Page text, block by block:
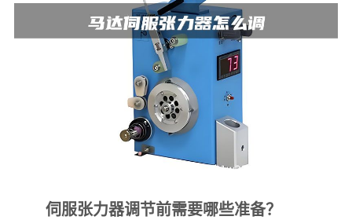
伺服张力器调节前需要哪些准备？